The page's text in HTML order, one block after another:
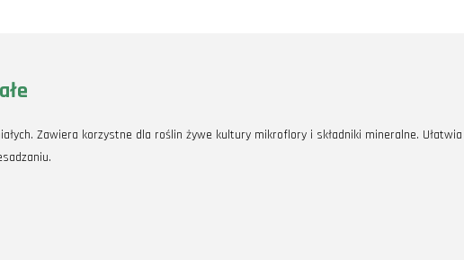
Zawiera korzystne dla roślin żywe kultury mikroflory i składniki mineralne. Ułatwia